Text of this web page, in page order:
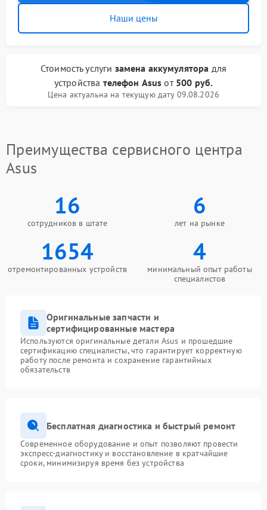
Наши цены
Стоимость услуги замена аккумулятора для
устройства телефон Asus от 500 руб.
Цена актуальна на текущую дату 09.08.2026
Преимущества сервисного центра
Asus
16
сотрудников в штате
6
лет на рынке
1654
отремонтированных устройств
4
минимальный опыт работы
специалистов
Оригинальные запчасти и
сертифицированные мастера
Используются оригинальные детали Asus и прошедшие
сертификацию специалисты, что гарантирует корректную
работу после ремонта и сохранение гарантийных
обязательств
Бесплатная диагностика и быстрый ремонт
Современное оборудование и опыт позволяют провести
экспресс-диагностику и восстановление в кратчайшие
сроки, минимизируя время без устройства